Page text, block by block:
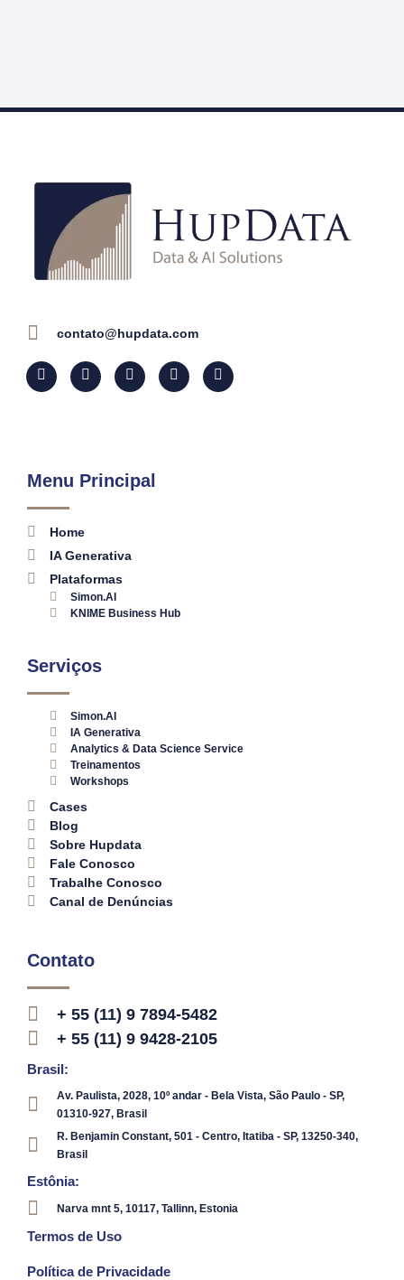
contato@hupdata.com
Menu Principal
Home
IA Generativa
Plataformas
Simon.AI
KNIME Business Hub
Serviços
Simon.AI
IA Generativa
Analytics & Data Science Service
Treinamentos
Workshops
Cases
Blog
Sobre Hupdata
Fale Conosco
Trabalhe Conosco
Canal de Denúncias
Contato
+ 55 (11) 9 7894-5482
+ 55 (11) 9 9428-2105
Brasil:
Av. Paulista, 2028, 10º andar - Bela Vista, São Paulo - SP,
01310-927, Brasil
R. Benjamin Constant, 501 - Centro, Itatiba - SP, 13250-340,
Brasil
Estônia:
Narva mnt 5, 10117, Tallinn, Estonia
Termos de Uso
Política de Privacidade